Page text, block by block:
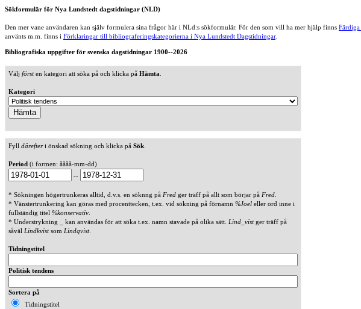
Sökformulär för Nya Lundstedt dagstidningar (NLD)
Den mer vane användaren kan själv formulera sina frågor här i NLd:s sökformulär. För den som vill ha mer hjälp finns
använts m.m. finns i Förklaringar till bibliograferingskategorierna i Nya Lundstedt Dagstidningar.
Bibliografiska uppgifter för svenska dagstidningar 1900--2026
Välj försten kategori att söka på och klicka på Hämta
Kategori
Fyll därefteri önskad sökning och klicka på Sök
Period (i formen: åååå-mm-dd)
--
* Sökningen högertrunkeras alltid, d.v.s. en söknng på Fred ger träff på allt som börjar på Fred
* Vänstertrunkering kan göras med procenttecken, t.ex. vid sökning på förnamn %Joel eller ord inne i
fullständig titel %konservativ
* Understrykning _ kan användas för att söka t.ex. namn stavade på olika sätt. Lind_vistger träff på
såväl Lindkvistsom Lindqvist.
Tidningstitel
Politisk tendens
Sortera på
Tidningstitel